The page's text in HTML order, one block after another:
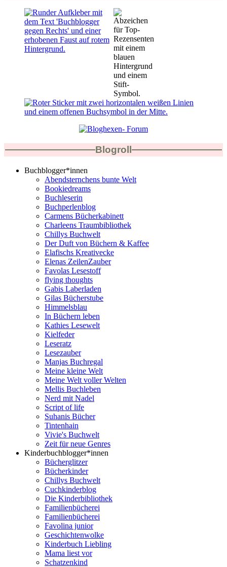
Blogroll
Buchblogger*innen
Abendsternchens bunte Welt
Bookiedreams
Buchleserin
Buchperlenblog
Carmens Bücherkabinett
Charleens Traumbibliothek
Chillys Buchwelt
Der Duft von Büchern & Kaffee
Elafischs Kreativecke
Elenas ZeilenZauber
Favolas Lesestoff
flying thoughts
Gabis Laberladen
Gilas Bücherstube
Himmelsblau
In Büchern leben
Kathies Lesewelt
Kielfeder
Leseratz
Lesezauber
Manjas Buchregal
Meine kleine Welt
Meine Welt voller Welten
Mellis Buchleben
Nerd mit Nadel
Script of life
Suhanis Bücher
Tintenhain
Vivie's Buchwelt
Zeit für neue Genres
Kinderbuchblogger*innen
Bücherglitzer
Bücherkinder
Chillys Buchwelt
Cuchkinderblog
Die Kinderbibliothek
Familienbücherei
Familienbücherei
Favolina junior
Geschichtenwolke
Kinderbuch Liebling
Mama liest vor
Schatzenkind